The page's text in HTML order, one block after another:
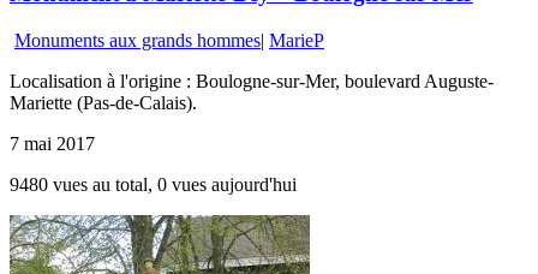
Monuments aux grands hommes| MarieP
Localisation à l'origine : Boulogne-sur-Mer, boulevard Auguste-
Mariette (Pas-de-Calais).
7 mai 2017
9480 vues au total, 0 vues aujourd'hui